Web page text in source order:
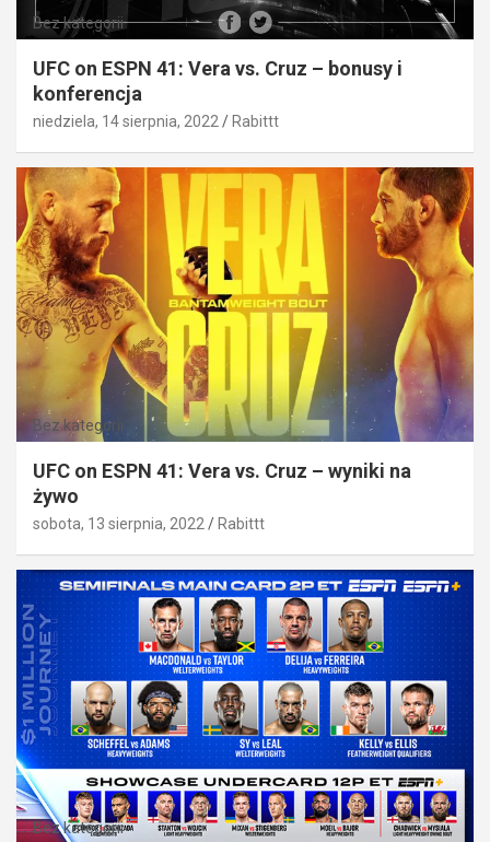
Bez kategorii
UFC on ESPN 41: Vera vs. Cruz – bonusy i
konferencja
niedziela, 14 sierpnia, 2022 Rabittt
Bez kategorii
UFC on ESPN 41: Vera vs. Cruz – wyniki na
żywo
sobota, 13 sierpnia, 2022 Rabittt
Bez kategorii